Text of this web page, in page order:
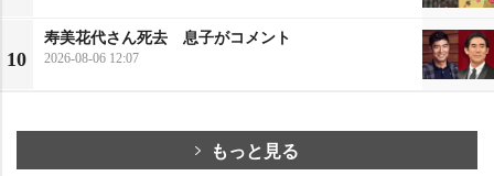
10
寿美花代さん死去 息子がコメント
2026-08-06 12:07
もっと見る